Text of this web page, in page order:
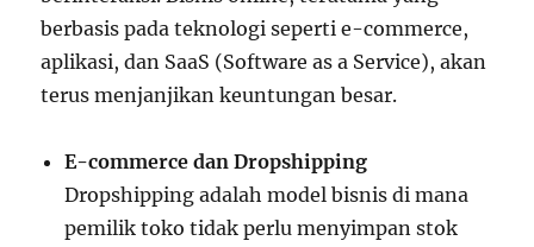
berbasis pada teknologi seperti e-commerce,
aplikasi, dan SaaS (Software as a Service), akan
terus menjanjikan keuntungan besar.
E-commerce dan Dropshipping
Dropshipping adalah model bisnis di mana
pemilik toko tidak perlu menyimpan stok